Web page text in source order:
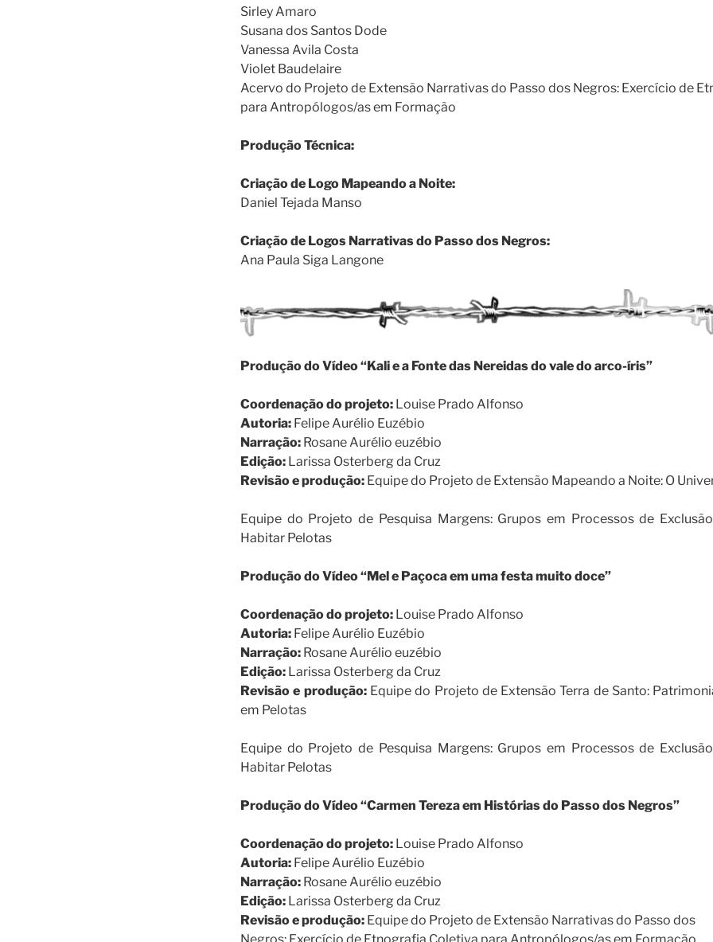
Sirley Amaro
Susana dos Santos Dode
Vanessa Avila Costa
Violet Baudelaire
Acervo do Projeto de Extensão Narrativas do Passo dos Negros: Exercício de
para Antropólogos/as em Formação
Produção Técnica:
Criação de Logo Mapeando a Noite:
Daniel Tejada Manso
Criação de Logos Narrativas do Passo dos Negros:
Ana Paula Siga Langone
Produção do Vídeo “Kali e a Fonte das Nereidas do vale do arco-íris”
Coordenação do projeto: Louise Prado Alfonso
Autoria: Felipe Aurélio Euzébio
Narração: Rosane Aurélio euzébio
Edição: Larissa Osterberg da Cruz
Revisão e produção: Equipe do Projeto de Extensão Mapeando a Noite: O
Equipe do Projeto de Pesquisa Margens: Grupos em Processos de
Habitar Pelotas
Produção do Vídeo “Mel e Paçoca em uma festa muito doce”
Coordenação do projeto: Louise Prado Alfonso
Autoria: Felipe Aurélio Euzébio
Narração: Rosane Aurélio euzébio
Edição: Larissa Osterberg da Cruz
Revisão e produção:Equipe do Projeto de Extensão Terra de Santo:
em Pelotas
Equipe do Projeto de Pesquisa Margens: Grupos em Processos de
Habitar Pelotas
Produção do Vídeo “Carmen Tereza em Histórias do Passo dos Negros”
Coordenação do projeto: Louise Prado Alfonso
Autoria: Felipe Aurélio Euzébio
Narração: Rosane Aurélio euzébio
Edição: Larissa Osterberg da Cruz
Revisão e produção: Equipe do Projeto de Extensão Narrativas do Passo dos